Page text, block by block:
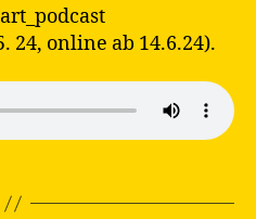
24, online ab 14.6.24).